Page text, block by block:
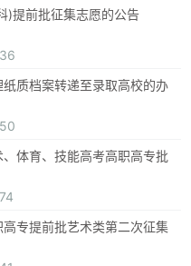
)提前批征集志愿的公告
质档案转递至录取高校的办
体育、技能高考高职高专批
专提前批艺术类第二次征集